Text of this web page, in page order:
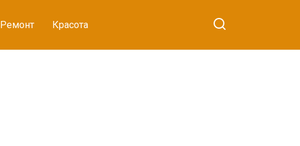
Ремонт Красота